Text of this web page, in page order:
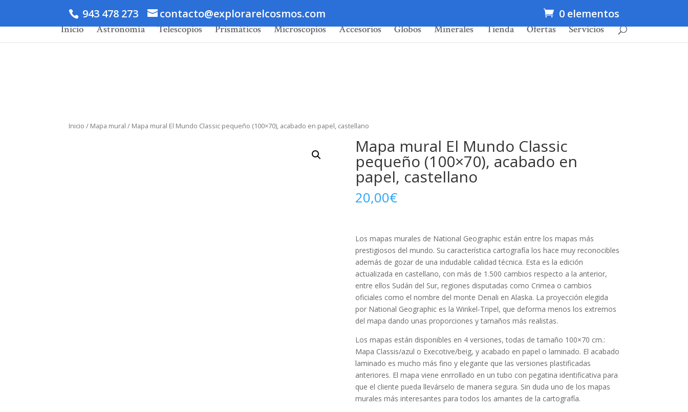
943 478 273 contacto@explorarelcosmos.com 0 elementos
Inicio Astronomía Telescopios Prismáticos Microscopios Accesorios Globos Minerales Tienda Ofertas Servicios
Inicio / Mapa mural / Mapa mural El Mundo Classic pequeño (100×70), acabado en papel, castellano
Mapa mural El Mundo Classic
pequeño (100×70), acabado en
papel, castellano
20,00€
Los mapas murales de National Geographic están entre los mapas más
prestigiosos del mundo. Su característica cartografía los hace muy reconocibles
además de gozar de una indudable calidad técnica. Esta es la edición
actualizada en castellano, con más de 1.500 cambios respecto a la anterior,
entre ellos Sudán del Sur, regiones disputadas como Crimea o cambios
oficiales como el nombre del monte Denali en Alaska. La proyección elegida
por National Geographic es la Winkel-Tripel, que deforma menos los extremos
del mapa dando unas proporciones y tamaños más realistas.
Los mapas están disponibles en 4 versiones, todas de tamaño 100×70 cm.:
Mapa Classis/azul o Execotive/beig, y acabado en papel o laminado. El acabado
laminado es mucho más fino y elegante que las versiones plastificadas
anteriores. El mapa viene enrrollado en un tubo con pegatina identificativa para
que el cliente pueda llevárselo de manera segura. Sin duda uno de los mapas
murales más interesantes para todos los amantes de la cartografía.